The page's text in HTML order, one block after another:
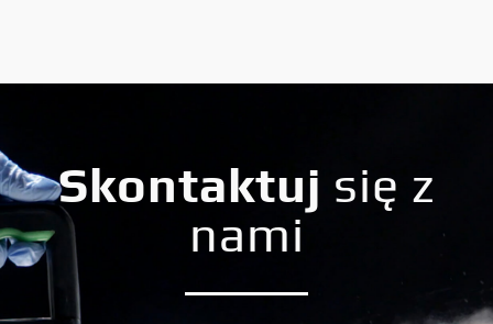
Skontaktuj się z
nami